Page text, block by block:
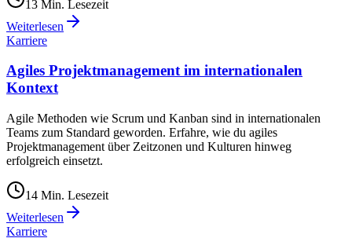
13 Min. Lesezeit
Weiterlesen
Karriere
Agiles Projektmanagement im internationalen
Kontext
Agile Methoden wie Scrum und Kanban sind in internationalen
Teams zum Standard geworden. Erfahre, wie du agiles
Projektmanagement über Zeitzonen und Kulturen hinweg
erfolgreich einsetzt.
14 Min. Lesezeit
Weiterlesen
Karriere